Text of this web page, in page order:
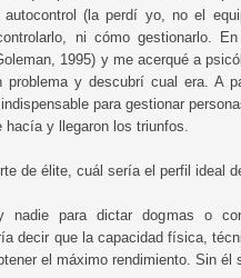
(la perdí yo, no el
ni cómo gestionarlo.
1995) y me acerqué a
problema y descubrí cual era. A
para gestionar
y llegaron los triunfos.
de élite, cuál sería el perfil ideal
nadie para dictar dogmas o
decir que la capacidad física,
el máximo rendimiento. Sin él